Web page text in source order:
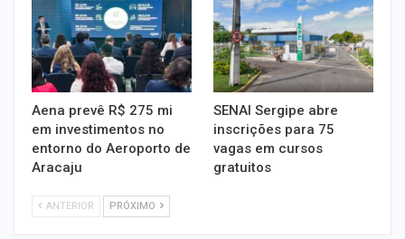
Aena prevê R$ 275 mi
em investimentos no
entorno do Aeroporto de
Aracaju
SENAI Sergipe abre
inscrições para 75
vagas em cursos
gratuitos
ANTERIOR PRÓXIMO